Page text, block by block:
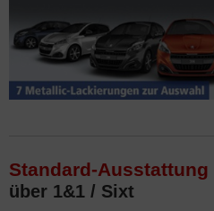
Standard-Ausstattung
über 1&1 / Sixt